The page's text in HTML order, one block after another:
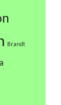
Brandt